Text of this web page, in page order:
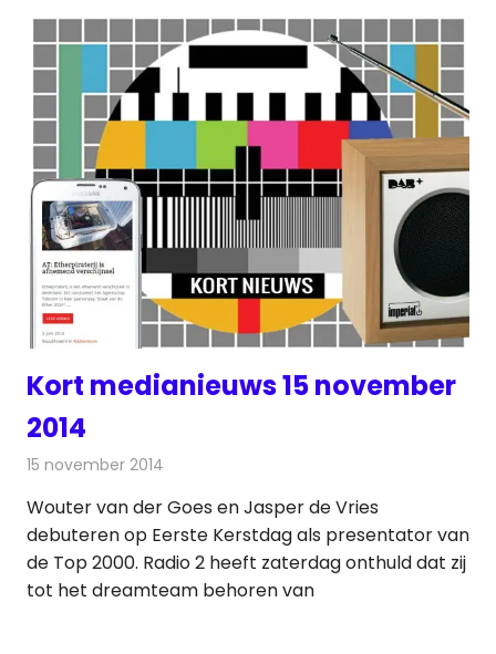
Kort medianieuws 15 november
2014
15 november 2014
Wouter van der Goes en Jasper de Vries
debuteren op Eerste Kerstdag als presentator van
de Top 2000. Radio 2 heeft zaterdag onthuld dat zij
tot het dreamteam behoren van